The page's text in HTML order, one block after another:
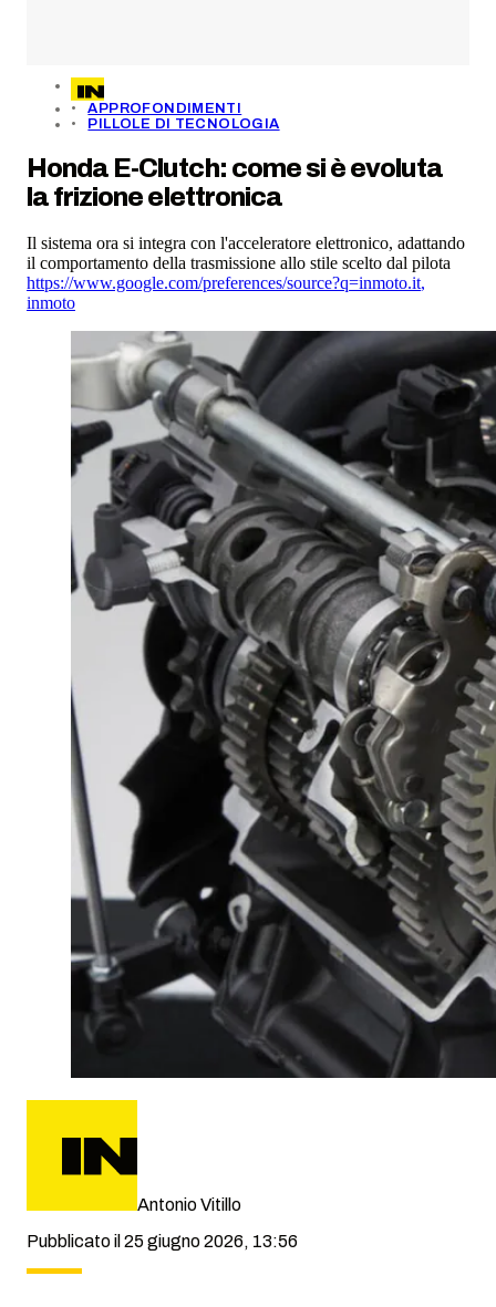
APPROFONDIMENTI
PILLOLE DI TECNOLOGIA
Honda E-Clutch: come si è evoluta
la frizione elettronica
Il sistema ora si integra con l'acceleratore elettronico, adattando
il comportamento della trasmissione allo stile scelto dal pilota
https://www.google.com/preferences/source?q=inmoto.it,
inmoto
Antonio Vitillo
Pubblicato il 25 giugno 2026, 13:56